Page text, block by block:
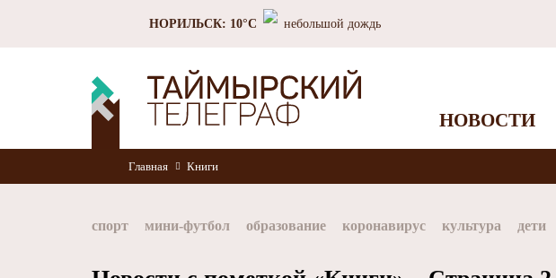
НОРИЛЬСК: 10°C небольшой дождь
НОВОСТИ
Главная Книги
спорт мини-футбол образование коронавирус культура дети